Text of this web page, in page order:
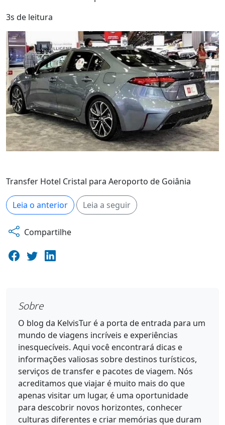
3s de leitura
Transfer Hotel Cristal para Aeroporto de Goiânia
Leia o anterior Leia a seguir
Compartilhe
Sobre
O blog da KelvisTur é a porta de entrada para um
mundo de viagens incríveis e experiências
inesquecíveis. Aqui você encontrará dicas e
informações valiosas sobre destinos turísticos,
serviços de transfer e pacotes de viagem. Nós
acreditamos que viajar é muito mais do que
apenas visitar um lugar, é uma oportunidade
para descobrir novos horizontes, conhecer
culturas diferentes e criar memórias que duram